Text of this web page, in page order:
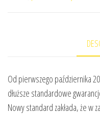
Od pierwszego października
dłuższe standardowe
Nowy standard zakłada, że w